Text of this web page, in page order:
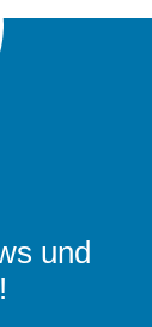
und